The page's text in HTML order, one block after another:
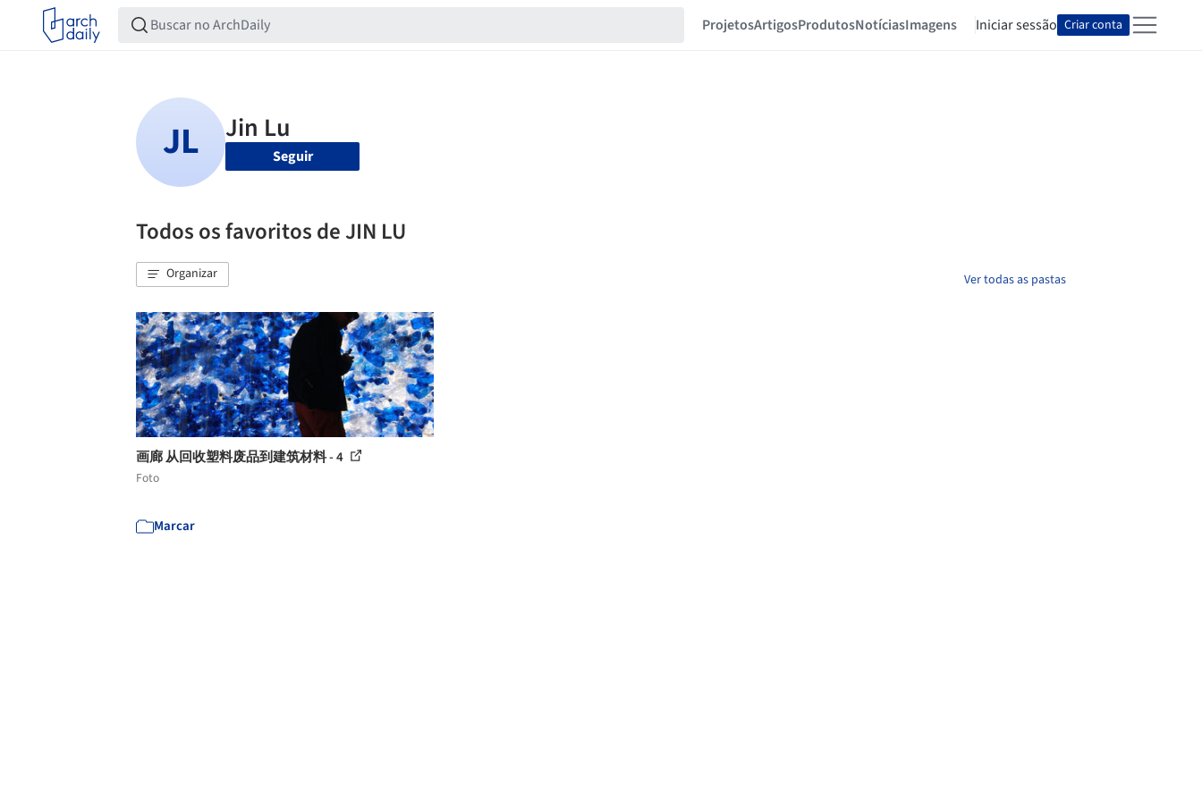
ProjetosArtigosProdutosNotíciasImagens Iniciar sessão Criar conta
Seguir
Todos os favoritos de JIN LU
Organizar Ver todas as pastas
画廊 从回收塑料废品到建筑材料 - 4
Foto
Marcar